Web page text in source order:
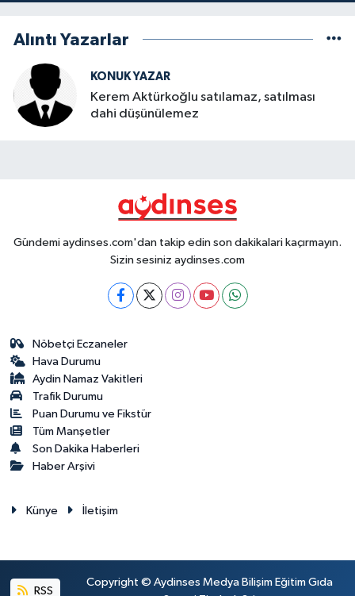
Alıntı Yazarlar
KONUK YAZAR
Kerem Aktürkoğlu satılamaz, satılması
dahi düşünülemez
Gündemi aydinses.com'dan takip edin son dakikalari kaçırmayın.
Sizin sesiniz aydinses.com
Nöbetçi Eczaneler
Hava Durumu
Aydin Namaz Vakitleri
Trafik Durumu
Puan Durumu ve Fikstür
Tüm Manşetler
Son Dakika Haberleri
Haber Arşivi
Künye İletişim
RSS
Copyright © Aydinses Medya Bilişim Eğitim Gıda